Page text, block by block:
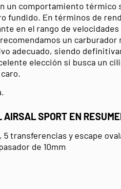
un comportamiento
fundido. En términos de
en el rango de velocidades
un carburador
adecuado, siendo
elección si busca un
SPORT EN
transferencias y escape
de 10mm